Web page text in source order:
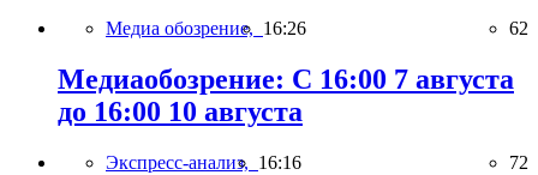
Медиа обозрение, 16:26 62
Медиаобозрение: С 16:00 7 августа
до 16:00 10 августа
Экспресс-анализ, 16:16 72